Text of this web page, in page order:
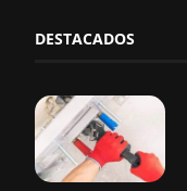
DESTACADOS